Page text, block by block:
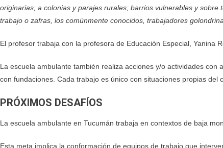
originarias; a colonias y parajes rurales; barrios vulnerables y sobre
trabajo o zafras, los comúnmente conocidos, trabajadores
El profesor trabaja con la profesora de Educación Especial, Yanina
La escuela ambulante también realiza acciones y/o actividades
con fundaciones. Cada trabajo es único con situaciones propias
PRÓXIMOS DESAFÍOS
La escuela ambulante en Tucumán trabaja en contextos de baja
Esta meta implica la conformación de equipos de trabajo que